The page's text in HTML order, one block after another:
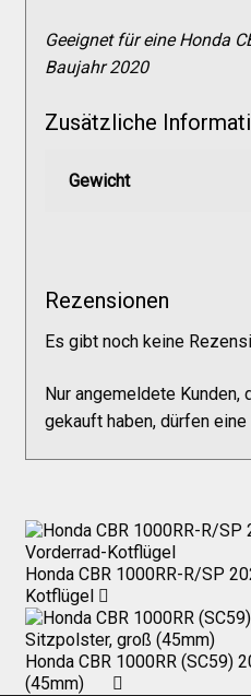
Impressum
Zahlungsarten
Geeignet für eine Honda
Baujahr 2020
Zusätzliche
Gewicht
Rezensionen
Es gibt noch keine
Nur angemeldete
gekauft haben, dürfen
Honda CBR 1000RR-R/SP
Kotflügel
Honda CBR 1000RR (SC59)
(45mm)